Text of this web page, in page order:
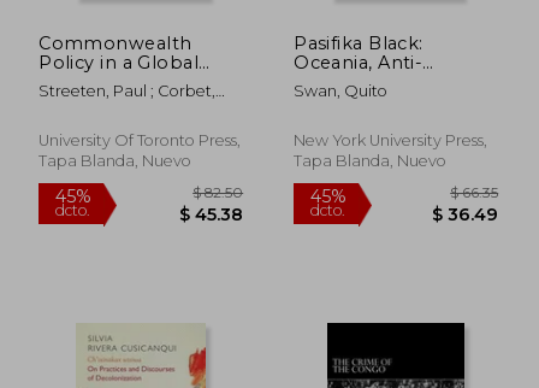
40%
dcto. $ 71.87
45%
dcto.
Commonwealth
Policy in a Global
Context (en Inglés)
Streeten, Paul ; Corbet,
University Of Toronto Press,
Tapa Blanda, Nuevo
Pasifika Black:
Oceania, Anti-
Colonialism, and the
African World (en
Swan, Quito
New York University Press,
Tapa Blanda, Nuevo